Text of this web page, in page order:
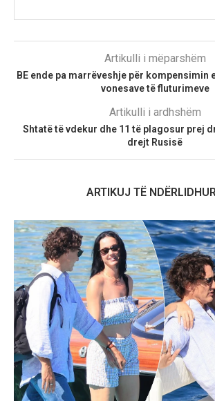
Artikulli i mëparshëm
BE ende pa marrëveshje për kompensimin
vonesave të fluturimeve
Artikulli i ardhshëm
Shtatë të vdekur dhe 11 të plagosur prej
drejt Rusisë
ARTIKUJ TË